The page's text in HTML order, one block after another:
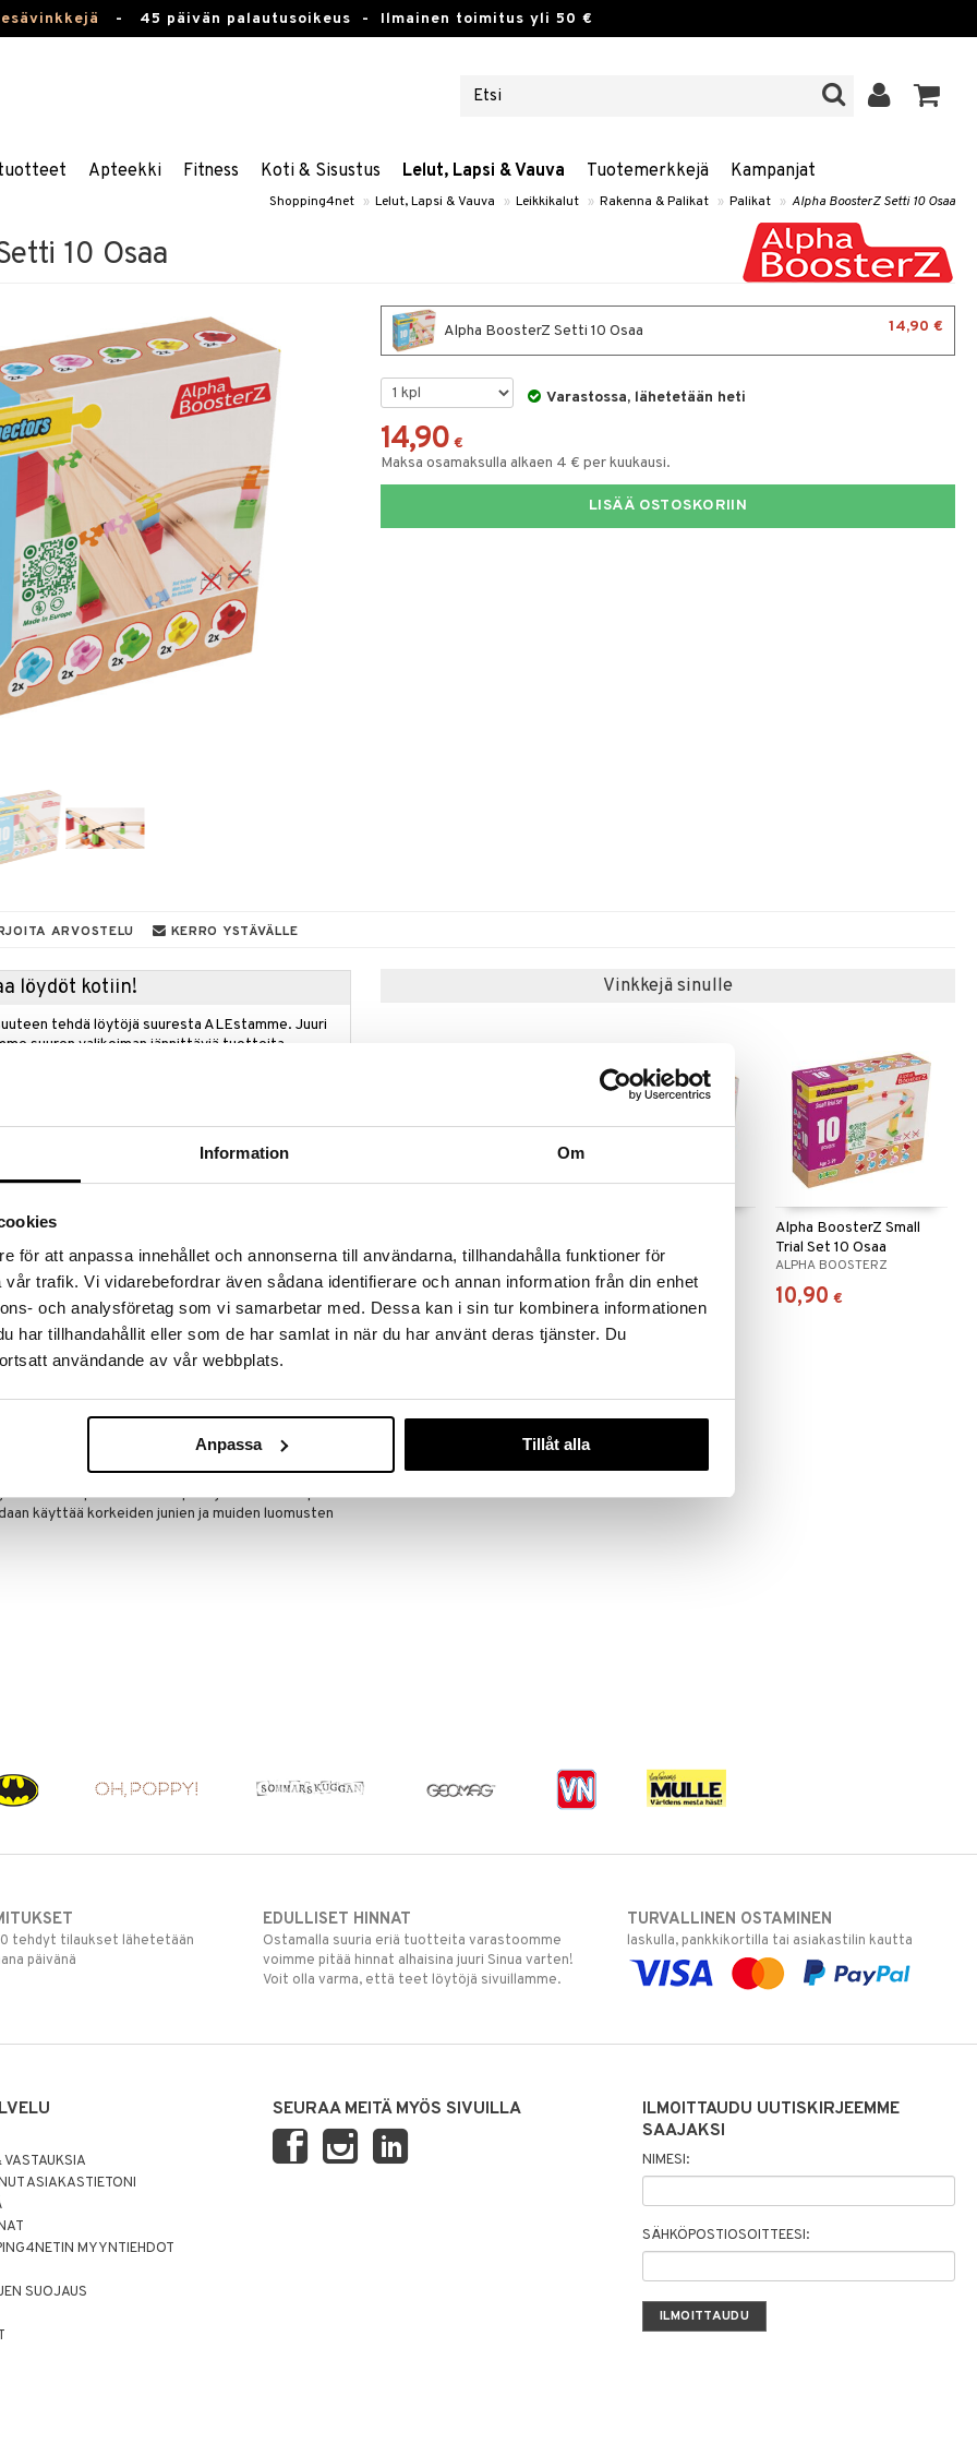
Information Om
för att anpassa innehållet och annonserna till användarna, tillhandahålla funktioner för
trafik. Vi vidarebefordrar även sådana identifierare och annan information från din enhet
och analysföretag som vi samarbetar med. Dessa kan i sin tur kombinera informationen
har tillhandahållit eller som de har samlat in när du har använt deras tjänster. Du
användande av vår webbplats.
Anpassa Tillåt alla
- 45 päivän palautusoikeus - Ilmainen toimitus yli 50 €
Apteekki Fitness Koti & Sisustus Lelut, Lapsi & Vauva Tuotemerkkejä Kampanjat
Shopping4net » Lelut, Lapsi & Vauva » Leikkikalut » Rakenna & Palikat » Palikat » Alpha BoosterZ Setti 10 Osaa
10 Osaa
Alpha BoosterZ Setti 10 Osaa 14,90 €
Varastossa, lähetetään heti
14,90 €
Maksa osamaksulla alkaen 4 € per kuukausi.
LISÄÄ OSTOSKORIIN
ARVOSTELU KERRO YSTÄVÄLLE
löydöt kotiin!
tehdä löytöjä suuresta ALEstamme. Juuri
suuren valikoiman jännittäviä tuotteita
ale-löydöt »
joiden avulla voit yrittää rakentaa
on yhteensopiva erilaisten vastaavien
voidaan käyttää puisten junaratojen
rakennuspalikoita, jotka on
sivutuotteesta. Rakennuspalikat ovat siis
rakennuspalikat ovat siksi erittäin sopivia lapsille.
mikä on ainutlaatuinen innovaatio, joka
muilta merkeiltä, jotka yleensä
Rakennuspalikat ovat sopivia ja turvallisia lapsille
käyttää korkeiden junien ja muiden luomusten
Vinkkejä sinulle
Inclusive Trial Box 18 osaa
ALPHA BOOSTERZ
19,90 €
Basis Set 8 Osaa
ALPHA BOOSTERZ
9,90
Alpha BoosterZ Small
Trial Set 10 Osaa
ALPHA BOOSTERZ
10,90 €
tehdyt tilaukset lähetetään
päivänä
EDULLISET HINNAT
Ostamalla suuria eriä tuotteita varastoomme
voimme pitää hinnat alhaisina juuri Sinua varten!
Voit olla varma, että teet löytöjä sivuillamme.
TURVALLINEN OSTAMINEN
laskulla, pankkikortilla tai asiakastilin kautta
ASIAKASTIETONI
MYYNTIEHDOT
SUOJAUS
SEURAA MEITÄ MYÖS SIVUILLA
ILMOITTAUDU UUTISKIRJEEMME
SAAJAKSI
NIMESI:
SÄHKÖPOSTIOSOITTEESI: